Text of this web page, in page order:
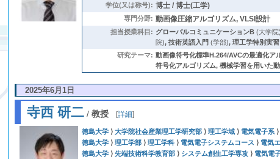
学位(又は称号): 博士 / 博士(工学)
専門分野: 動画像圧縮アルゴリズム, VLSI設計
担当授業科目: グローバルコミュニケーションB (大学
院),技術英語入門 (学部),理工学特別実習
研究テーマ: 動画像符号化標準H.264/AVCの最適化
符号化アルゴリズム, 機械学習を用いた
2025年6月1日
寺西 研二 /教授 [詳細]
徳島大学 ⟩大学院社会産業理工学研究部 ⟩理工学域 ⟩ 電気電子系 ⟩
徳島大学 ⟩理工学部 ⟩理工学科 ⟩ 電気電子システムコース ⟩ 電気
徳島大学 ⟩先端技術科学教育部 ⟩ システム創生工学専攻 ⟩ 電気電